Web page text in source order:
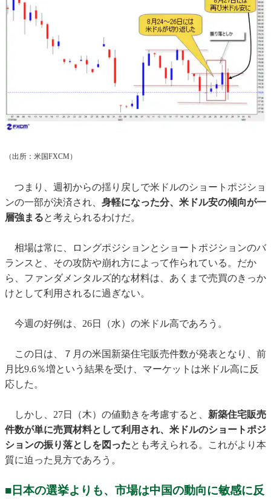
（出所：米国FXCM）
つまり、週初からの揺り戻しで米ドルのショートポジショ
ンの一部が決済され、 身軽になった分、米ドル安の傾向が一
層強まると考えられるわけだ。
相場は常に、ロングポジションとショートポジションのバ
ランスと、その攻防や崩れ方によって作られている。だか
ら、ファンダメンタルズ的な材料は、あくまで売買のきっか
けとして利用されるに過ぎない。
今週の好例は、26日（水）の米ドル高であろう。
この日は、７月の米国新築住宅販売件数が発表となり、前
月比9.6％増という結果を受け、マーケットは米ドル高に反
応した。
しかし、27日（木）の値動きを考慮すると、 新築住宅販売
件数が単に売買材料として利用され、米ドルのショートポジ
ションの振り落としを図ったとも考えられる。これがより本
質に迫った見方であろう。
■日本の選挙よりも、市場は中国の動向に敏感に反